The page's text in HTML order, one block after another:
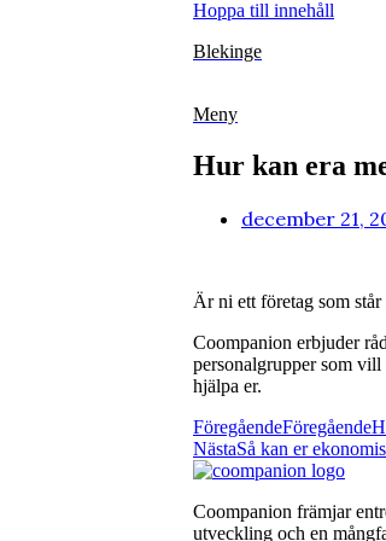
Hoppa till innehåll
Blekinge
Meny
Hur kan era
december 21,
Är ni ett företag som
Coompanion erbjuder
personalgrupper som
hjälpa er.
FöregåendeFöregående
NästaSå kan er
Coompanion främjar
utveckling och en